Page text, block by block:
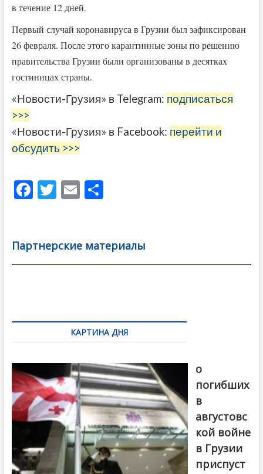
в течение 12 дней.
Первый случай коронавируса в Грузии был зафиксирован
26 февраля. После этого карантинные зоны по решению
правительства Грузии были организованы в десятках
гостиницах страны.
«Новости-Грузия» в Telegram: подписаться
>>>
«Новости-Грузия» в Facebook: перейти и
обсудить >>>
F
b
o
T
er
E
l
О
а
в
Партнерские материалы
по
записямКАРТИНА ДНЯ
о
погибших
в
августовс
кой войне
в Грузии
приспуст